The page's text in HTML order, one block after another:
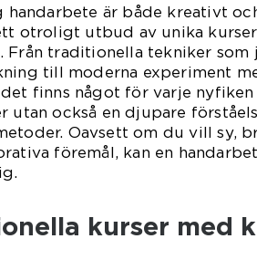
handarbete är både kreativt
otroligt utbud av unika
Från traditionella tekniker som
till moderna experiment
finns något för varje nyfiken
utan också en djupare
Oavsett om du vill sy,
föremål, kan en
kurser med